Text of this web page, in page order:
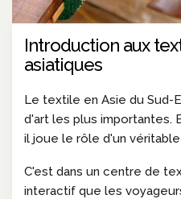
Introduction aux
asiatiques
Le textile en Asie du Sud-
d'art les plus importantes.
il joue le rôle d'un
C'est dans un centre de
interactif que les